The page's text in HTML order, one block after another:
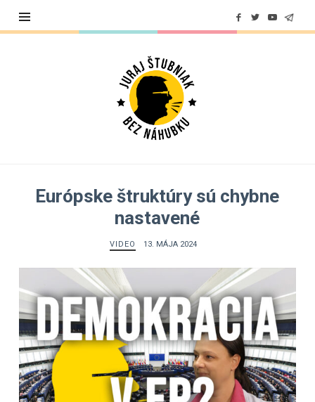
Juraj
Štubniak
Európske štruktúry sú chybne
nastavené
VIDEO 13. MÁJA 2024